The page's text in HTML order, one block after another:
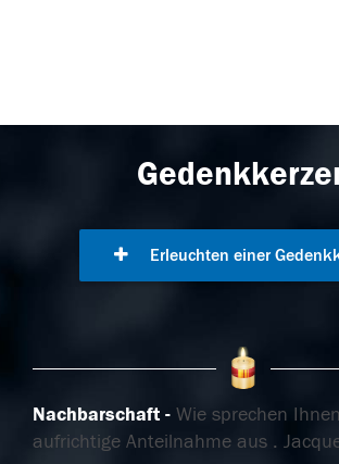
Erleuchten einer
Nachbarschaft
Wie sprechen
aufrichtige Anteilnahme aus .